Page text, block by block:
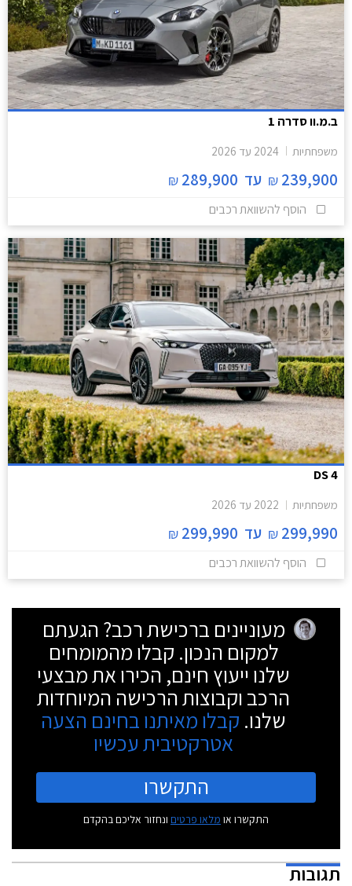
ב.מ.וו סדרה 1
משפחתיות 2024 עד 2026
239,900
₪ עד 289,900
₪
הוסף להשוואת רכבים
DS 4
משפחתיות 2022 עד 2026
299,990
₪ עד 299,990
₪
הוסף להשוואת רכבים
מעוניינים ברכישת רכב? הגעתם
למקום הנכון. קבלו מהמומחים
שלנו ייעוץ חינם, הכירו את מבצעי
הרכב וקבוצות הרכישה המיוחדות
שלנו. קבלו מאיתנו בחינם הצעה
אטרקטיבית עכשיו
התקשרו
התקשרו או מלאו פרטים ונחזור אליכם בהקדם
תגובות